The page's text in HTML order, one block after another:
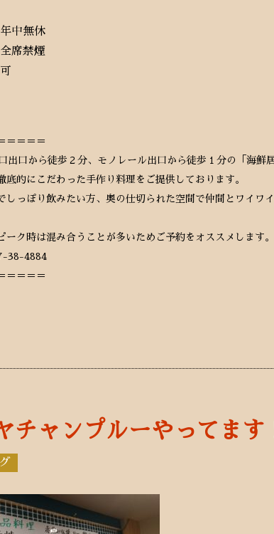
年中無休
全席禁煙
可
＝＝＝＝
出口から徒歩２分、モノレール出口から徒歩１分の「海
底的にこだわった手作り料理をご提供しております。
しっぽり飲みたい方、奥の仕切られた空間で仲間とワイ
ーク時は混み合うことが多いためご予約をオススメします。
38-4884
＝＝＝＝
チャンプルーやってます